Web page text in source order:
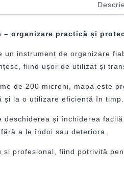
– organizare practică și
un instrument de organizare
fiind ușor de utilizat și
de 200 microni, mapa este
și la o utilizare eficientă în timp.
și închiderea
a le îndoi sau deteriora.
profesional, fiind potrivită